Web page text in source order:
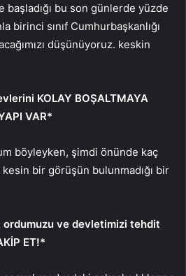
bu son günlerde yüzde
birinci sınıf Cumhurbaşkanlığı
düşünüyoruz. keskin
KOLAY BOŞALTMAYA
VAR*
böyleyken, şimdi önünde kaç
bir görüşün bulunmadığı bir
ve devletimizi tehdit
ET!*